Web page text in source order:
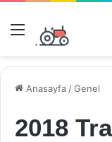
Menü
Anasayfa /Genel
2018